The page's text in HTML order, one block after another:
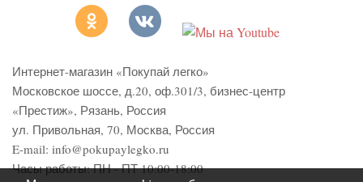
Интернет-магазин «Покупай легко»
Московское шоссе, д.20, оф.301/3, бизнес-центр
«Престиж», Рязань, Россия
ул. Привольная, 70, Москва, Россия
E-mail: info@pokupaylegko.ru
Часы работы:ПН - ПТ 10:00-18:00